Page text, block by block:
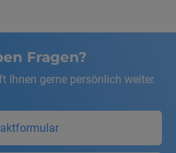
Fragen?
Ihnen gerne persönlich weiter.